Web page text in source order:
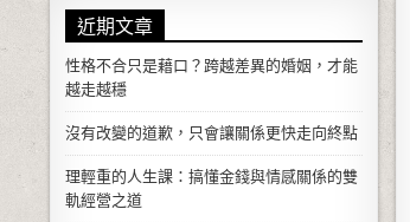
近期文章
性格不合只是藉口？跨越差異的婚姻，才能
越走越穩
沒有改變的道歉，只會讓關係更快走向終點
理輕重的人生課：搞懂金錢與情感關係的雙
軌經營之道